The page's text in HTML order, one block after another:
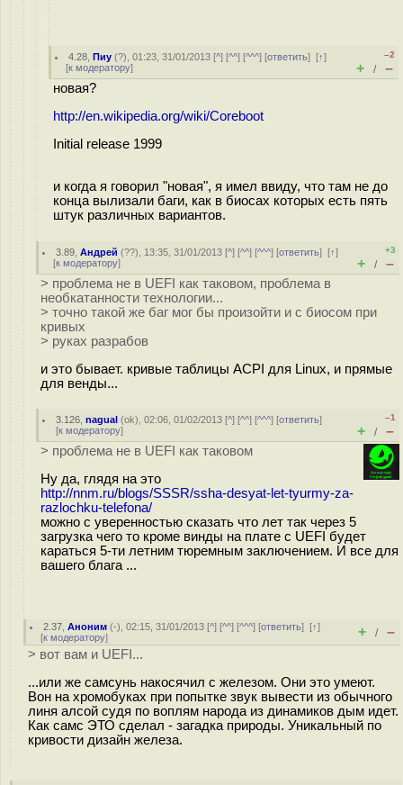
4.28 ,Пиу (?), 01:23, 31/01/2013 [^] [^^] [^^^] [ответить][↑]
[к модератору]
–2
+ / –
новая?
http://en.wikipedia.org/wiki/Coreboot
Initial release 1999
и когда я говорил "новая", я имел ввиду, что там не до
конца вылизали баги, как в биосах которых есть пять
штук различных вариантов.
3.89 ,Андрей (??), 13:35, 31/01/2013 [^] [^^] [^^^] [ответить][↑]
[к модератору]
+3
+ / –
> проблема не в UEFI как таковом, проблема в
необкатанности технологии...
> точно такой же баг мог бы произойти и с биосом при
кривых
> руках разрабов
и это бывает. кривые таблицы ACPI для Linux, и прямые
для венды...
3.126 ,nagual (ok), 02:06, 01/02/2013 [^] [^^] [^^^] [ответить]
[к модератору]
–1
+ / –
> проблема не в UEFI как таковом
Ну да, глядя на это
http://nnm.ru/blogs/SSSR/ssha-desyat-let-tyurmy-za-
razlochku-telefona/
можно с уверенностью сказать что лет так через 5
загрузка чего то кроме винды на плате с UEFI будет
караться 5-ти летним тюремным заключением. И все для
вашего блага ...
2.37 ,Аноним (-), 02:15, 31/01/2013 [^] [^^] [^^^] [ответить][↑]
[к модератору] + / –
> вот вам и UEFI...
...или же самсунь накосячил с железом. Они это умеют.
Вон на хромобуках при попытке звук вывести из обычного
линя алсой судя по воплям народа из динамиков дым идет.
Как самс ЭТО сделал - загадка природы. Уникальный по
кривости дизайн железа.